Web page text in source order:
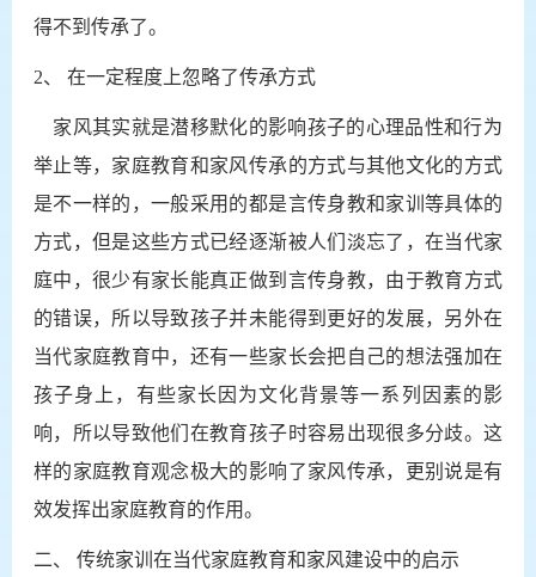
得不到传承了。
2、在一定程度上忽略了传承方式
家风其实就是潜移默化的影响孩子的心理品性和行为
举止等，家庭教育和家风传承的方式与其他文化的方式
是不一样的，一般采用的都是言传身教和家训等具体的
方式，但是这些方式已经逐渐被人们淡忘了，在当代家
庭中，很少有家长能真正做到言传身教，由于教育方式
的错误，所以导致孩子并未能得到更好的发展，另外在
当代家庭教育中，还有一些家长会把自己的想法强加在
孩子身上，有些家长因为文化背景等一系列因素的影
响，所以导致他们在教育孩子时容易出现很多分歧。这
样的家庭教育观念极大的影响了家风传承，更别说是有
效发挥出家庭教育的作用。
二、传统家训在当代家庭教育和家风建设中的启示